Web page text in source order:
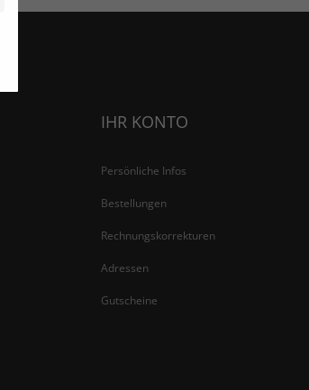
IHR KONTO
Persönliche Infos
Bestellungen
Rechnungskorrekturen
Adressen
Gutscheine